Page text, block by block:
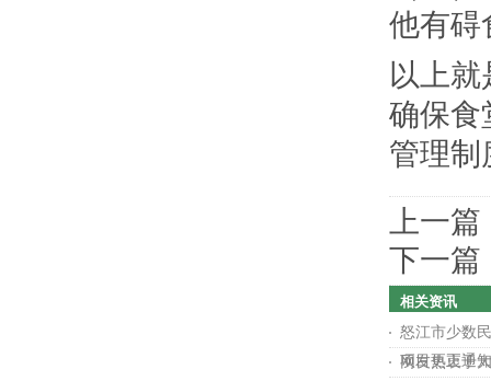
他有碍
以上
确保食
管理制
上一
下一篇
相关资讯
怒江市少数
项目更正通知
网友热衷于